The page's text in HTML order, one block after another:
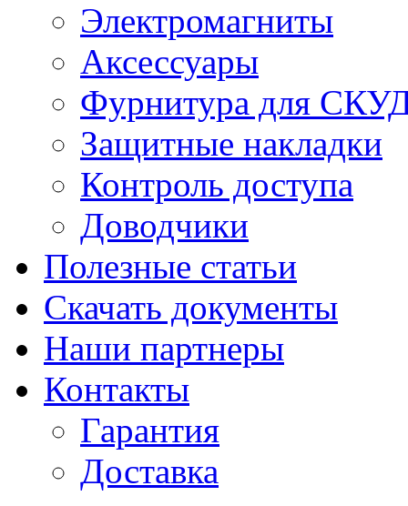
Электромагниты
Аксессуары
Фурнитура для
Защитные накладки
Контроль доступа
Доводчики
Полезные статьи
Скачать документы
Наши партнеры
Контакты
Гарантия
Доставка